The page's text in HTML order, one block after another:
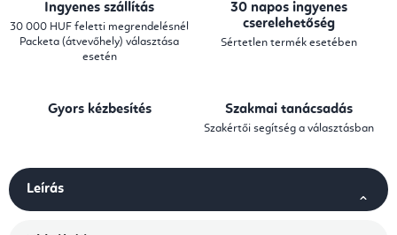
Ingyenes szállítás
30 000 HUF feletti megrendelésnél
Packeta (átvevőhely) választása
esetén
30 napos ingyenes
cserelehetőség
Sértetlen termék esetében
Gyors kézbesítés Szakmai tanácsadás
Szakértői segítség a választásban
Leírás